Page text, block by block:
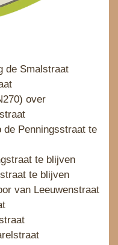
de Smalstraat
over
de Penningsstraat te
te blijven
te blijven
van Leeuwenstraat